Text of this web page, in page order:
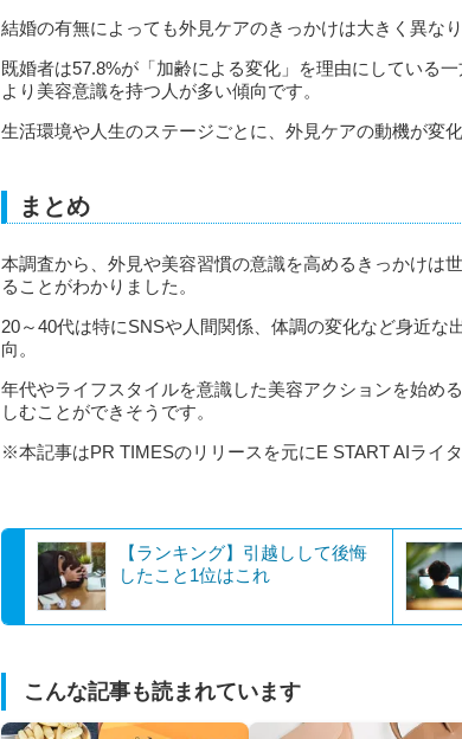
結婚の有無によっても外見ケアのきっかけは大きく異なり
既婚者は57.8%が「加齢による変化」を理由にしている
より美容意識を持つ人が多い傾向です。
生活環境や人生のステージごとに、外見ケアの動機が変
まとめ
本調査から、外見や美容習慣の意識を高めるきっかけは
ることがわかりました。
20～40代は特にSNSや人間関係、体調の変化など身近な
向。
年代やライフスタイルを意識した美容アクションを始め
しむことができそうです。
※本記事はPR TIMESのリリースを元にE START AIライ
【ランキング】引越しして後悔
したこと1位はこれ
こんな記事も読まれています